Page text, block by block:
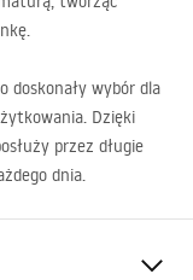
doskonały wybór dla
Dzięki
przez długie
dnia.